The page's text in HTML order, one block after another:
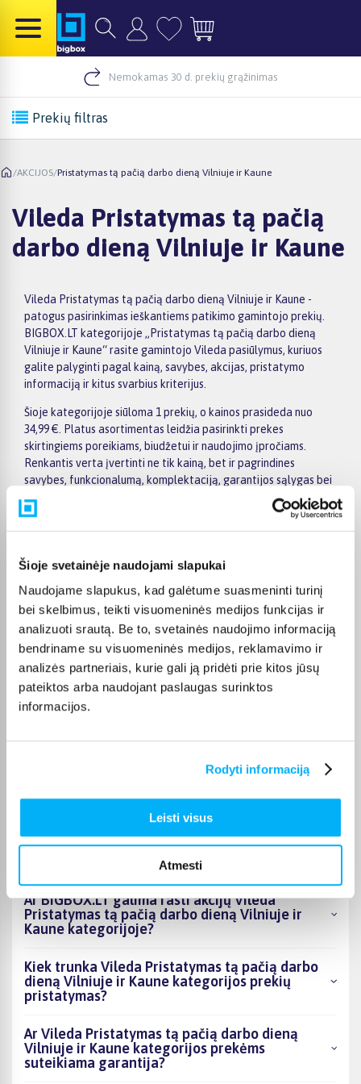
Šioje svetainėje naudojami slapukai
Naudojame slapukus, kad galėtume suasmeninti turinį
bei skelbimus, teikti visuomeninės medijos funkcijas ir
analizuoti srautą. Be to, svetainės naudojimo informaciją
bendriname su visuomeninės medijos, reklamavimo ir
analizės partneriais, kurie gali ją pridėti prie kitos jūsų
pateiktos arba naudojant paslaugas surinktos
informacijos.
Rodyti informaciją
Leisti visus
Atmesti
Nemokamas 30 d. prekių grąžinimas
Prekių filtras
/AKCIJOS/Pristatymas tą pačią darbo dieną Vilniuje ir Kaune
Vileda Pristatymas tą pačią
darbo dieną Vilniuje ir Kaune
Vileda Pristatymas tą pačią darbo dieną Vilniuje ir Kaune -
patogus pasirinkimas ieškantiems patikimo gamintojo prekių.
BIGBOX.LT kategorijoje „Pristatymas tą pačią darbo dieną
Vilniuje ir Kaune“ rasite gamintojo Vileda pasiūlymus, kuriuos
galite palyginti pagal kainą, savybes, akcijas, pristatymo
informaciją ir kitus svarbius kriterijus.
Šioje kategorijoje siūloma 1 prekių, o kainos prasideda nuo
34,99 €. Platus asortimentas leidžia pasirinkti prekes
skirtingiems poreikiams, biudžetui ir naudojimo įpročiams.
Renkantis verta įvertinti ne tik kainą, bet ir pagrindines
savybes, funkcionalumą, komplektaciją, garantijos sąlygas bei
taikomus specialius pasiūlymus.
Atsižvelkite į jums svarbiausius kriterijus, pristatymo
informaciją ir prekės aprašymą, kad galėtumėte priimti patogų
ir apgalvotą sprendimą.
Palyginkite Vileda prekes BIGBOX.LT ir išsirinkite tinkamiausią
variantą internetu.
Kokie Vileda Pristatymas tą pačią darbo dieną
Vilniuje ir Kaune kategorijoje esantys
produktai šiuo metu populiariausi?
Kiek prekių yra Vileda Pristatymas tą pačią
darbo dieną Vilniuje ir Kaune kategorijos
asortimente ir kokia žemiausia kaina?
Ar BIGBOX.LT galima rasti akcijų Vileda
Pristatymas tą pačią darbo dieną Vilniuje ir
Kaune kategorijoje?
Kiek trunka Vileda Pristatymas tą pačią darbo
dieną Vilniuje ir Kaune kategorijos prekių
pristatymas?
Ar Vileda Pristatymas tą pačią darbo dieną
Vilniuje ir Kaune kategorijos prekėms
suteikiama garantija?